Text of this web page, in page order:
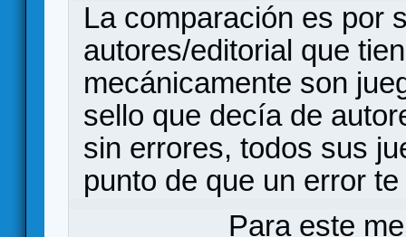
La comparación es por
autores/editorial que
mecánicamente son
sello que decía de
sin errores, todos sus
punto de que un error
Para este